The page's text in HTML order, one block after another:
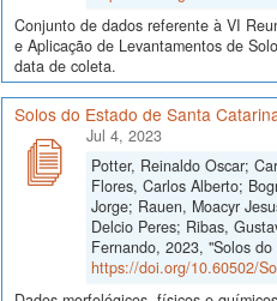
Conjunto de dados referente à VI
e Aplicação de Levantamentos de
data de coleta.
Solos do Estado de Santa
Jul 4, 2023
Potter, Reinaldo Oscar;
Flores, Carlos Alberto;
Jorge; Rauen, Moacyr
Delcio Peres; Ribas,
Fernando, 2023, "Solos
https://doi.org/10.60502/